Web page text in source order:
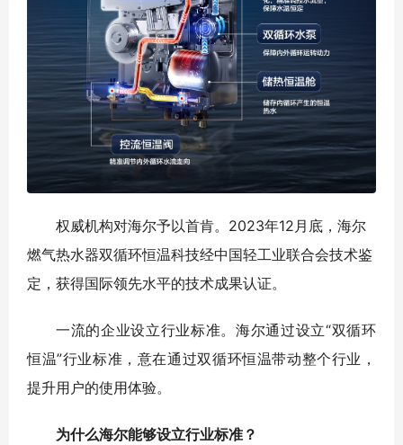
权威机构对海尔予以首肯。2023年12月底，海尔
燃气热水器双循环恒温科技经中国轻工业联合会技术鉴
定，获得国际领先水平的技术成果认证。
一流的企业设立行业标准。海尔通过设立“双循环
恒温”行业标准，意在通过双循环恒温带动整个行业，
提升用户的使用体验。
为什么海尔能够设立行业标准？